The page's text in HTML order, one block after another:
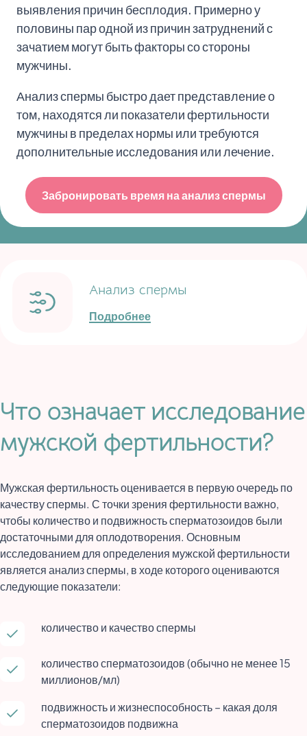
выявления причин бесплодия. Примерно у
половины пар одной из причин затруднений с
зачатием могут быть факторы со стороны
мужчины.
Анализ спермы быстро дает представление о
том, находятся ли показатели фертильности
мужчины в пределах нормы или требуются
дополнительные исследования или лечение.
Забронировать время на анализ спермы
Анализ спермы
Подробнее
Что означает исследование
мужской фертильности?
Мужская фертильность оценивается в первую очередь по
качеству спермы. С точки зрения фертильности важно,
чтобы количество и подвижность сперматозоидов были
достаточными для оплодотворения. Основным
исследованием для определения мужской фертильности
является анализ спермы, в ходе которого оцениваются
следующие показатели:
количество и качество спермы
количество сперматозоидов (обычно не менее 15
миллионов/мл)
подвижность и жизнеспособность – какая доля
сперматозоидов подвижна